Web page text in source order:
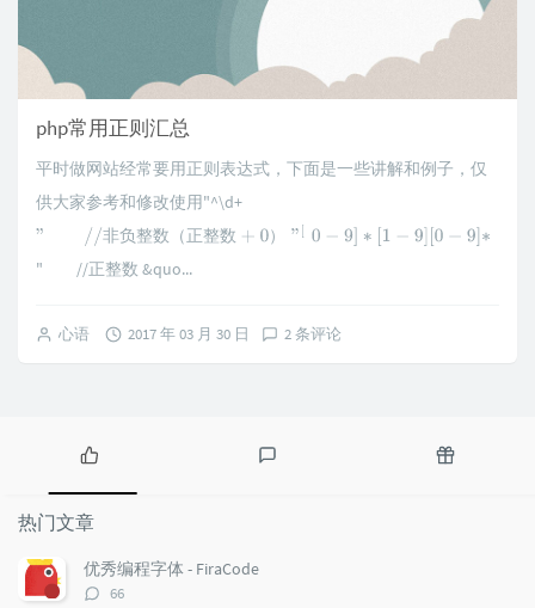
php常用正则汇总
平时做网站经常要用正则表达式，下面是一些讲解和例子，仅
供大家参考和修改使用"^\d+
非负整数 （ 正整数 ）
" /非负整数（ 正整数+0 ） "[0 9]∗ 1 −9] [0− 9 ∗
" //正整数 &quo...
心语 2017 年 03 月 30 日 2 条评论
热
门
文
章
热门文章
优秀编程字体 - FiraCode
评
66